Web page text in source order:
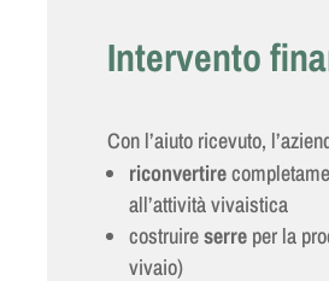
Intervento
Con l’aiuto ricevuto,
riconvertire
all’attività vivaistica
costruireserreper la
vivaio)